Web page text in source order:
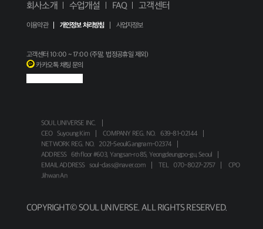
회사소개 수업개설 FAQ 고객센터
이용약관 개인정보 처리방침 사업자정보
고객센터10:00 ~ 17:00 (주말, 법정공휴일 제외)
카카오톡 채팅 문의
SOUL UNIVERSE INC.
CEO
Suyoung Kim COMPANY REG. NO.
639-81-02144
NETWORK REG. NO.
2021-SeoulGangnam-02374
ADDRESS
6th floor #603, Yangsan-ro 85, Yeongdeungpo-gu, Seoul
EMAIL ADDRESS
soul-class@naver.com TEL 070-8027-2757
CPO
Jihwan An
COPYRIGHT© SOUL UNIVERSE. ALL RIGHTS RESERVED.